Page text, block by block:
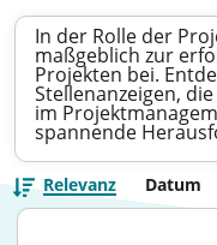
In der Rolle der
maßgeblich zur
Projekten bei.
Stellenanzeigen,
im
spannende
Relevanz Datum